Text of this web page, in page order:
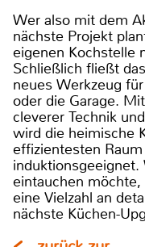
Wer also mit dem
nächste Projekt
eigenen Kochstelle
Schließlich fließt
neues Werkzeug
oder die Garage.
cleverer Technik
wird die heimische
effizientesten
eintauchen
eine Vielzahl an
nächste Küchen-